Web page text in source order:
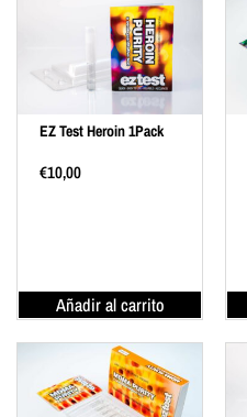
EZ Test Heroin 1Pack
€10,00
Añadir al carrito